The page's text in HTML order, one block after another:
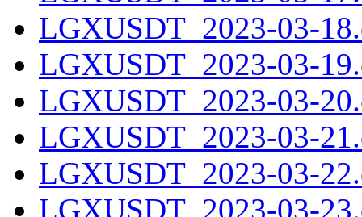
LGXUSDT_2023-03-
LGXUSDT_2023-03-
LGXUSDT_2023-03-
LGXUSDT_2023-03-
LGXUSDT_2023-03-
LGXUSDT_2023-03-